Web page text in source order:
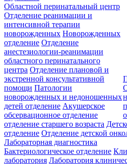
Областной перинатальный центр
Отделение реанимации и
интенсивной терапии
новорожденных Новорожденных
отделение Отделение
анестезиологии-реанимации
областного перинатального
центра Отделение плановой и
экстренной консультативной
помощи Патологии
новорожденных и недоношенных
детей отделение Акушерское
обсервационное отделение
отделение старшего возраста
отделение Отделение детской
Лабораторная диагностика
Бактериологическое отделение
лаборатория Лаборатория